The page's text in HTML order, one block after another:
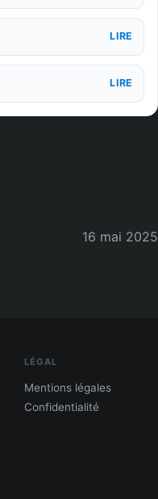
LIRE
LIRE
16 mai 2025
LÉGAL
Mentions légales
Confidentialité